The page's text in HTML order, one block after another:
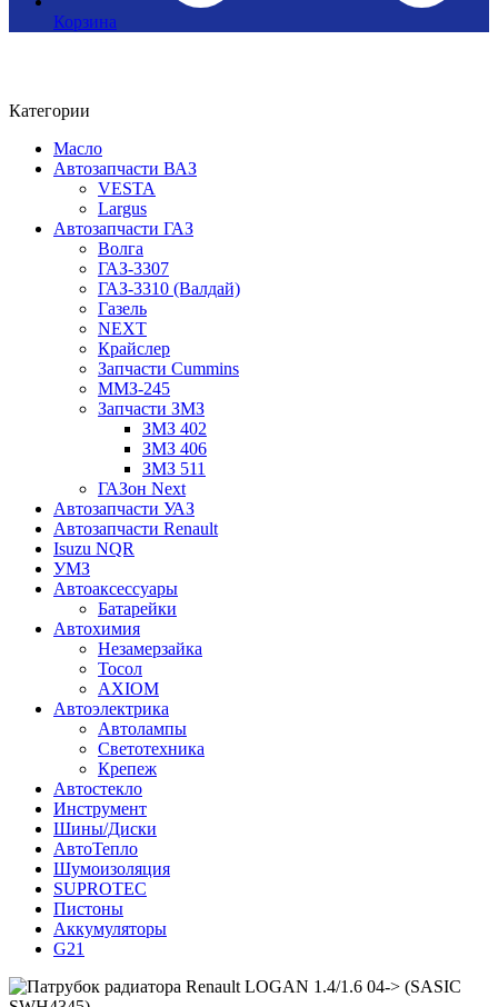
Корзина
Категории
Масло
Автозапчасти ВАЗ
VESTA
Largus
Автозапчасти ГАЗ
Волга
ГАЗ-3307
ГАЗ-3310 (Валдай)
Газель
NEXT
Крайслер
Запчасти Cummins
ММЗ-245
Запчасти ЗМЗ
ЗМЗ 402
ЗМЗ 406
ЗМЗ 511
ГАЗон Next
Автозапчасти УАЗ
Автозапчасти Renault
Isuzu NQR
УМЗ
Автоаксессуары
Батарейки
Автохимия
Незамерзайка
Тосол
AXIOM
Автоэлектрика
Автолампы
Светотехника
Крепеж
Автостекло
Инструмент
Шины/Диски
АвтоТепло
Шумоизоляция
SUPROTEC
Пистоны
Аккумуляторы
G21